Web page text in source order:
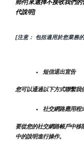
郵件]來選擇不接收我們的
代說明]
[注意： 包括適用於您業務
短信退出宣告
您可以通過以下方式聯繫我
社交網路應用程
要從您的社交網路帳戶中移
中的說明進行操作。